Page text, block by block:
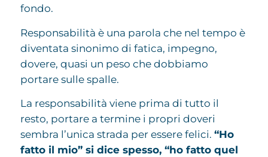
fondo.
Responsabilità è una parola che nel tempo è
diventata sinonimo di fatica, impegno,
dovere, quasi un peso che dobbiamo
portare sulle spalle.
La responsabilità viene prima di tutto il
resto, portare a termine i propri doveri
sembra l’unica strada per essere felici. “Ho
fatto il mio” si dice spesso, “ho fatto quel